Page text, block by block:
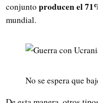
conjunto producen el
mundial.
No se espera que